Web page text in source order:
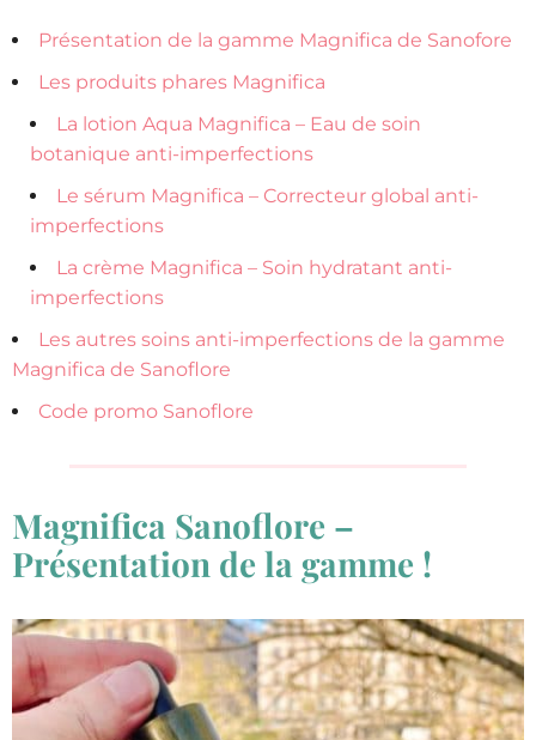
Présentation de la gamme Magnifica de Sanofore
Les produits phares Magnifica
La lotion Aqua Magnifica – Eau de soin
botanique anti-imperfections
Le sérum Magnifica – Correcteur global anti-
imperfections
La crème Magnifica – Soin hydratant anti-
imperfections
Les autres soins anti-imperfections de la gamme
Magnifica de Sanoflore
Code promo Sanoflore
Magnifica Sanoflore –
Présentation de la gamme !